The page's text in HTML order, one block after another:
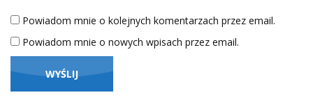
Powiadom mnie o kolejnych komentarzach przez email.
Powiadom mnie o nowych wpisach przez email.